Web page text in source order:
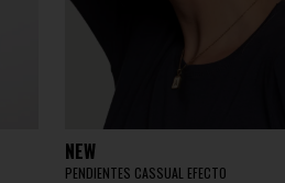
NEW
PENDIENTES CASSUAL EFECTO